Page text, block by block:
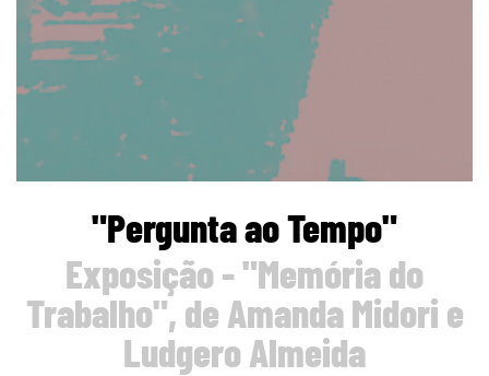
"Pergunta ao Tempo"
Exposição - "Memória do
Trabalho", de Amanda Midori e
Ludgero Almeida